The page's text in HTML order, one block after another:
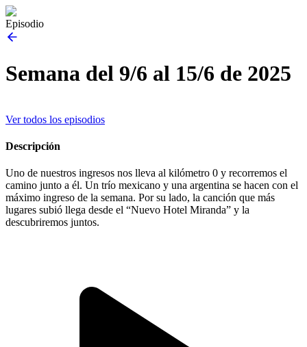
Episodio
Semana del 9/6 al 15/6 de 2025
Ver todos los episodios
Descripción
Uno de nuestros ingresos nos lleva al kilómetro 0 y recorremos el
camino junto a él. Un trío mexicano y una argentina se hacen con el
máximo ingreso de la semana. Por su lado, la canción que más
lugares subió llega desde el “Nuevo Hotel Miranda” y la
descubriremos juntos.